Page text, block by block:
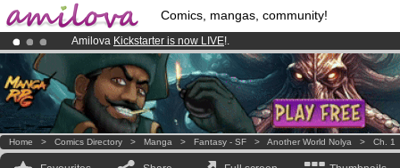
Comics, mangas, community!
Amilova Kickstarter is now LIVE!.
Already 100000membersand 1000comics & mangas!.
Premium membership from3.95 euros per month !Get membership
Home > Comics Directory > Manga > Fantasy - SF > Another World Nolya > Ch. 1